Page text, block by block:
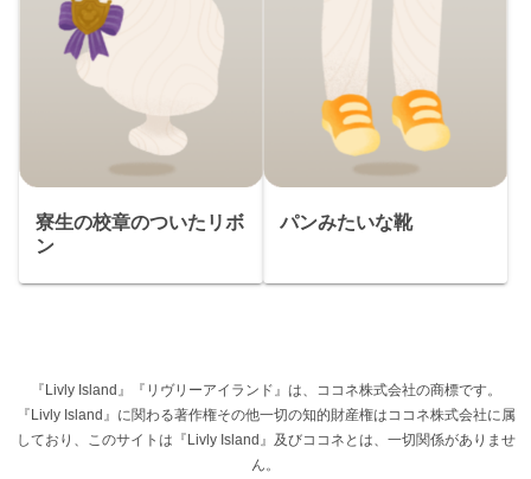
寮生の校章のついたリボ
ン
パンみたいな靴
『Livly Island』『リヴリーアイランド』は、ココネ株式会社の商標です。
『Livly Island』に関わる著作権その他一切の知的財産権はココネ株式会社に属
しており、このサイトは『Livly Island』及びココネとは、一切関係がありませ
ん。